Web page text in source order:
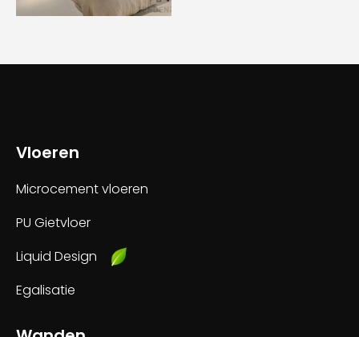
Vloeren
Microcement vloeren
PU Gietvloer
Liquid Design
Egalisatie